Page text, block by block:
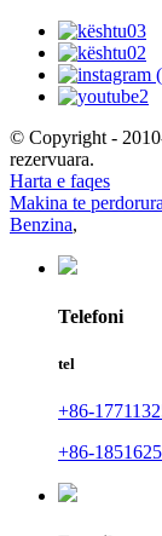
© Copyright -
rezervuara.
Harta e faqes
Makina te
Benzina,
Telefoni
tel
+86-
+86-